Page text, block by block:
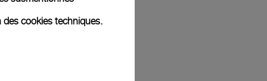
des cookies techniques.